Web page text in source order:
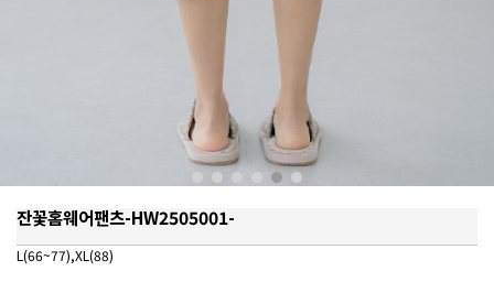
잔꽃홈웨어팬츠-HW2505001-
L(66~77),XL(88)